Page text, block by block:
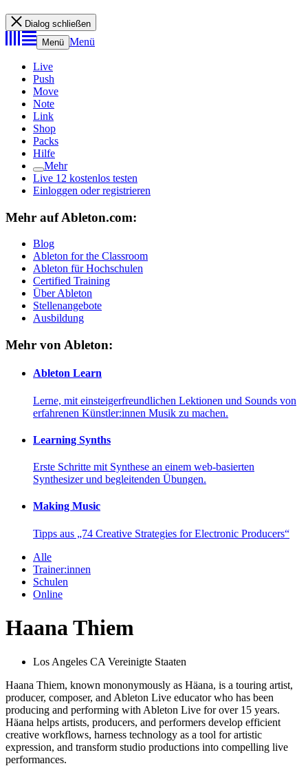
Dialog schließen
Menü Menü
Live
Push
Move
Note
Link
Shop
Packs
Hilfe
Mehr
Live 12 kostenlos testen
Einloggen oder registrieren
Mehr auf Ableton.com:
Blog
Ableton for the Classroom
Ableton für Hochschulen
Certified Training
Über Ableton
Stellenangebote
Ausbildung
Mehr von Ableton:
Ableton Learn
Lerne, mit einsteigerfreundlichen Lektionen und Sounds von
erfahrenen Künstler:innen Musik zu machen.
Learning Synths
Erste Schritte mit Synthese an einem web-basierten
Synthesizer und begleitenden Übungen.
Making Music
Tipps aus „74 Creative Strategies for Electronic Producers“
Alle
Trainer:innen
Schulen
Online
Haana Thiem
Los Angeles CA Vereinigte Staaten
Haana Thiem, known mononymously as Häana, is a touring artist,
producer, composer, and Ableton Live educator who has been
producing and performing with Ableton Live for over 15 years.
Häana helps artists, producers, and performers develop efficient
creative workflows, harness technology as a tool for artistic
expression, and transform studio productions into compelling live
performances.